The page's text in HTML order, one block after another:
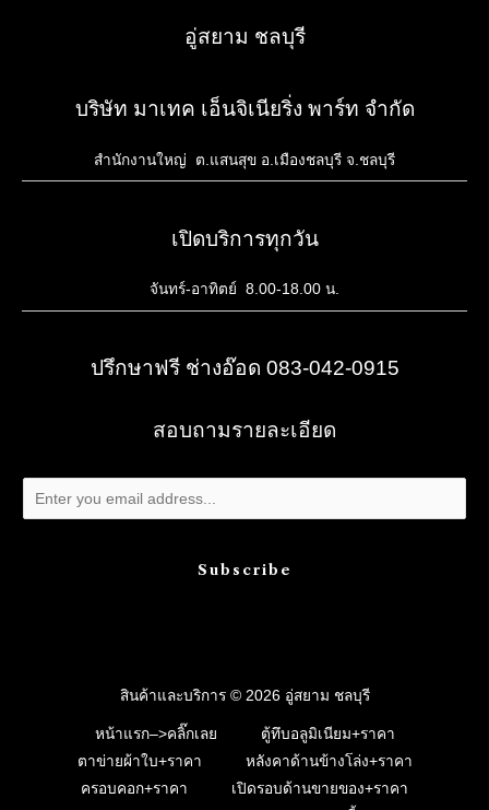
อู่สยาม ชลบุรี
บริษัท มาเทค เอ็นจิเนียริ่ง พาร์ท จำกัด
สำนักงานใหญ่ ต.แสนสุข อ.เมืองชลบุรี จ.ชลบุรี
เปิดบริการทุกวัน
จันทร์-อาทิตย์ 8.00-18.00 น.
ปรึกษาฟรี ช่างอ๊อด 083-042-0915
สอบถามรายละเอียด
Subscribe
สินค้าและบริการ © 2026 อู่สยาม ชลบุรี
หน้าแรก–>คลิ๊กเลย
ตู้ทึบอลูมิเนียม+ราคา
ตาข่ายผ้าใบ+ราคา
หลังคาด้านข้างโล่ง+ราคา
ครอบคอก+ราคา
เปิดรอบด้านขายของ+ราคา